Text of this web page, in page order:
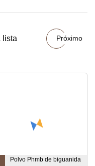
lista Próximo
Polvo Phmb de biguanida